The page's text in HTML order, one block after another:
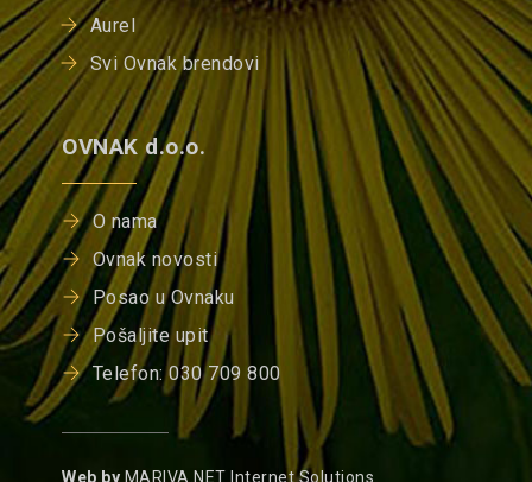
Aurel
Svi Ovnak brendovi
OVNAK d.o.o.
O nama
Ovnak novosti
Posao u Ovnaku
Pošaljite upit
Telefon: 030 709 800
Web by MARIVA.NET Internet Solutions